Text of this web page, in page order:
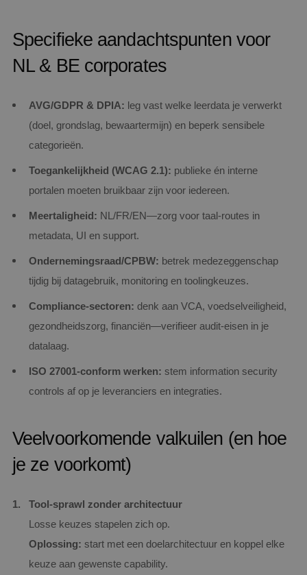
Specifieke aandachtspunten voor
NL & BE corporates
AVG/GDPR & DPIA: leg vast welke leerdata je verwerkt
(doel, grondslag, bewaartermijn) en beperk sensibele
categorieën.
Toegankelijkheid (WCAG 2.1): publieke én interne
portalen moeten bruikbaar zijn voor iedereen.
Meertaligheid: NL/FR/EN—zorg voor taal‑routes in
metadata, UI en support.
Ondernemingsraad/CPBW: betrek medezeggenschap
tijdig bij datagebruik, monitoring en toolingkeuzes.
Compliance‑sectoren: denk aan VCA, voedselveiligheid,
gezondheidszorg, financiën—verifieer audit‑eisen in je
datalaag.
ISO 27001‑conform werken: stem information security
controls af op je leveranciers en integraties.
Veelvoorkomende valkuilen (en hoe
je ze voorkomt)
Tool‑sprawl zonder architectuur
Losse keuzes stapelen zich op.
Oplossing: start met een doelarchitectuur en koppel elke
keuze aan gewenste capability.